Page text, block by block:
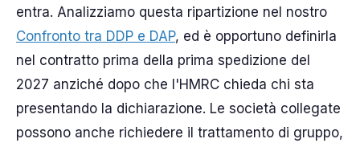
entra. Analizziamo questa ripartizione nel nostro
Confronto tra DDP e DAP, ed è opportuno definirla
nel contratto prima della prima spedizione del
2027 anziché dopo che l'HMRC chieda chi sta
presentando la dichiarazione. Le società collegate
possono anche richiedere il trattamento di gruppo,